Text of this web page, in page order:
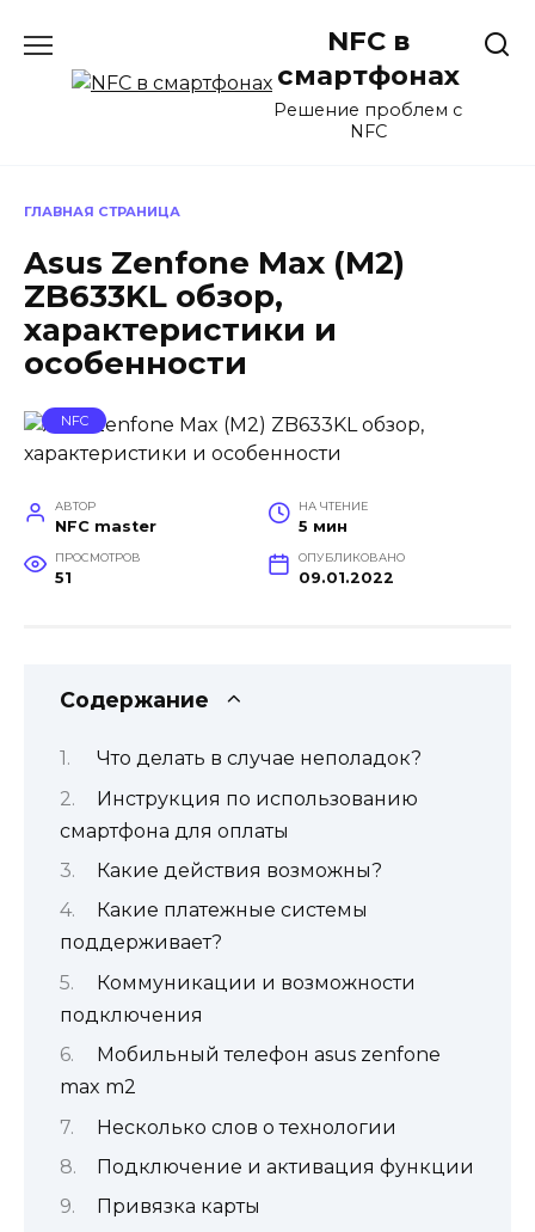
содержанию
NFC в
смартфонах
Решение проблем с
NFC
ГЛАВНАЯ СТРАНИЦА
Asus Zenfone Max (M2)
ZB633KL обзор,
характеристики и
особенности
NFC
АВТОР
NFC master
НА ЧТЕНИЕ
5 мин
ПРОСМОТРОВ
51
ОПУБЛИКОВАНО
09.01.2022
Содержание
Что делать в случае неполадок?
Инструкция по использованию
смартфона для оплаты
Какие действия возможны?
Какие платежные системы
поддерживает?
Коммуникации и возможности
подключения
Мобильный телефон asus zenfone
max m2
Несколько слов о технологии
Подключение и активация функции
Привязка карты